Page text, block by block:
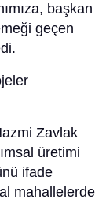
başkan
geçen
Zavlak
üretimi
ifade
mahallelerde